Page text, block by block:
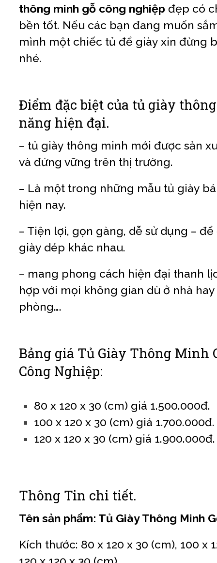
thông minh gỗ công nghiệpđẹp có
bền tốt. Nếu các bạn đang muốn
mình một chiếc tủ để giày xin đừng
nhé.
Điểm đặc biệt của tủ giày
năng hiện đại.
– tủ giày thông minh mới được sản
và đứng vững trên thị trường.
– Là một trong những mẫu tủ giày
hiện nay.
– Tiện lợi, gọn gàng, dễ sử dụng –
giày dép khác nhau.
– mang phong cách hiện đại thanh
hợp với mọi không gian dù ở nhà
phòng….
Bảng giá Tủ Giày Thông Minh
Công Nghiệp:
80 x 120 x 30 (cm) giá 1.500.000đ.
100 x 120 x 30 (cm) giá 1.700.000đ.
120 x 120 x 30 (cm) giá 1.900.000đ.
Thông Tin chi tiết.
Tên sản phẩm: Tủ Giày Thông Minh
Kích thước: 80 x 120 x 30 (cm), 100 x